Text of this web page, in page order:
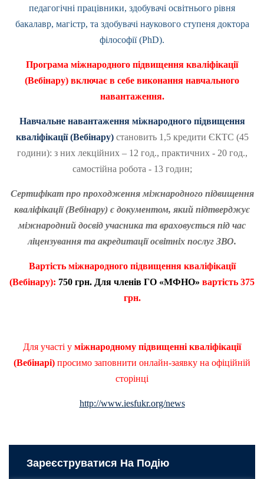
педагогічні працівники, здобувачі освітнього рівня
бакалавр, магістр, та здобувачі наукового ступеня доктора
філософії (PhD).
Програма міжнародного підвищення кваліфікації
(Вебінару) включає в себе виконання навчального
навантаження.
Навчальне навантаження міжнародного підвищення
кваліфікації (Вебінару) становить 1,5 кредити ЄКТС (45
години): з них лекційних – 12 год., практичних - 20 год.,
самостійна робота - 13 годин;
Сертифікат про проходження міжнародного підвищення
кваліфікації (Вебінару) є документом, який підтверджує
міжнародний досвід учасника та враховується під час
ліцензування та акредитації освітніх послуг ЗВО.
Вартість міжнародного підвищення кваліфікації
(Вебінару): 750 грн. Для членів ГО «МФНО» вартість 375
грн.
Для участі у міжнародному підвищенні кваліфікації
(Вебінарі) просимо заповнити онлайн-заявку на офіційній
сторінці
http://www.iesfukr.org/news
Зареєструватися На Подію